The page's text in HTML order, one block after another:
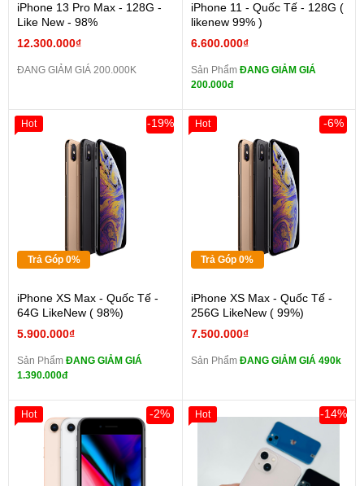
iPhone 13 Pro Max - 128G -
Like New - 98%
12.300.000₫
ĐANG GIẢM GIÁ 200.000K
iPhone 11 - Quốc Tế - 128G (
likenew 99% )
6.600.000₫
Sản Phẩm ĐANG GIẢM GIÁ
200.000đ
Trả Góp 0%
iPhone XS Max - Quốc Tế -
64G LikeNew ( 98%)
5.900.000₫
-19%
Sản Phẩm ĐANG GIẢM GIÁ
1.390.000đ
Hot
Trả Góp 0%
iPhone XS Max - Quốc Tế -
256G LikeNew ( 99%)
7.500.000₫
-6%
Sản Phẩm ĐANG GIẢM GIÁ 490k
Hot
-2%
Hot -14%
Hot